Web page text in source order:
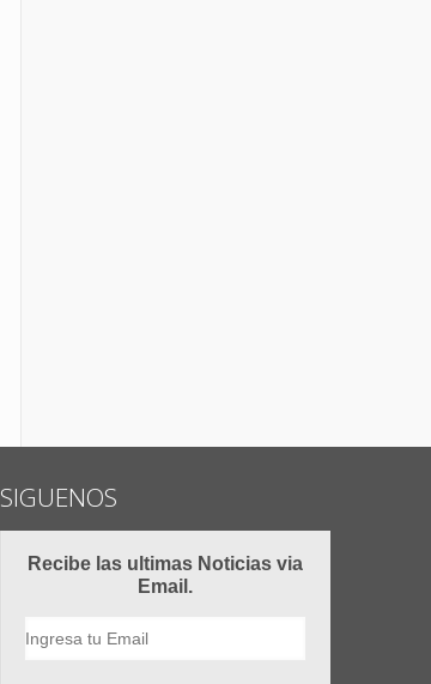
SIGUENOS
Recibe las ultimas Noticias via
Email.